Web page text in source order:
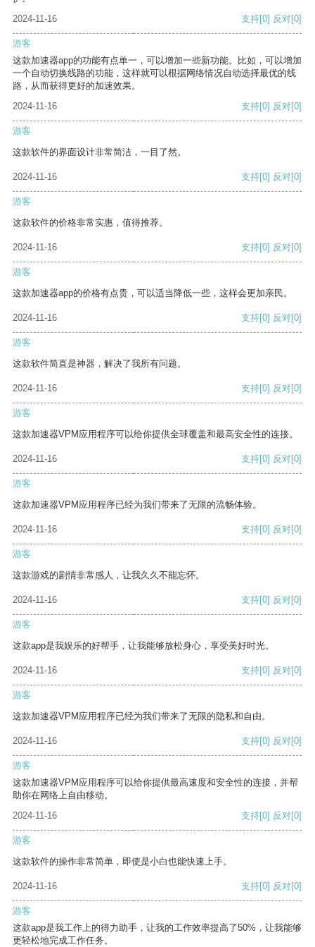
2024-11-16
支持[0] 反对[0]
游客
这款加速器app的功能有点单一，可以增加一些新功能。比如，可以增加
一个自动切换线路的功能，这样就可以根据网络情况自动选择最优的线
路，从而获得更好的加速效果。
2024-11-16
支持[0] 反对[0]
游客
这款软件的界面设计非常简洁，一目了然。
2024-11-16 支持[0] 反对[0]
游客
这款软件的价格非常实惠，值得推荐。
2024-11-16 支持[0] 反对[0]
游客
这款加速器app的价格有点贵，可以适当降低一些，这样会更加亲民。
2024-11-16 支持[0] 反对[0]
游客
这款软件简直是神器，解决了我所有问题。
2024-11-16 支持[0] 反对[0]
游客
这款加速器VPM应用程序可以给你提供全球覆盖和最高安全性的连接。
2024-11-16 支持[0] 反对[0]
游客
这款加速器VPM应用程序已经为我们带来了无限的流畅体验。
2024-11-16 支持[0] 反对[0]
游客
这款游戏的剧情非常感人，让我久久不能忘怀。
2024-11-16 支持[0] 反对[0]
游客
这款app是我娱乐的好帮手，让我能够放松身心，享受美好时光。
2024-11-16 支持[0] 反对[0]
游客
这款加速器VPM应用程序已经为我们带来了无限的隐私和自由。
2024-11-16 支持[0] 反对[0]
游客
这款加速器VPM应用程序可以给你提供最高速度和安全性的连接，并帮
助你在网络上自由移动。
2024-11-16
支持[0] 反对[0]
游客
这款软件的操作非常简单，即使是小白也能快速上手。
2024-11-16 支持[0] 反对[0]
游客
这款app是我工作上的得力助手，让我的工作效率提高了50%，让我能够
更轻松地完成工作任务。